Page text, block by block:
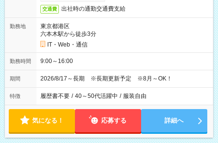
交通費 出社時の通勤交通費支給
勤務地
東京都港区
六本木駅から徒歩3分
IT・Web・通信
勤務時間 9:00～16:00
期間 2026/8/17～長期 ※長期更新予定 ※8月～OK！
特徴 履歴書不要 / 40～50代活躍中 / 服装自由
気になる！ 応募する 詳細へ